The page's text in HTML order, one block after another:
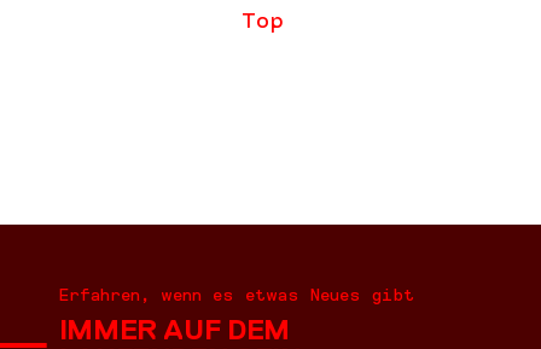
Top
Erfahren, wenn es etwas Neues gibt
IMMER AUF DEM